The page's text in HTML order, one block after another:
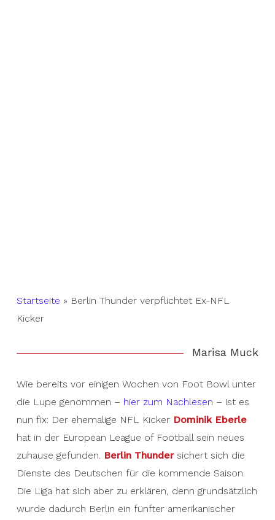
Startseite » Berlin Thunder verpflichtet Ex-NFL
Kicker
Marisa Muck
Wie bereits vor einigen Wochen von Foot Bowl unter
die Lupe genommen – hier zum Nachlesen – ist es
nun fix: Der ehemalige NFL Kicker Dominik Eberle
hat in der European League of Football sein neues
zuhause gefunden. Berlin Thundersichert sich die
Dienste des Deutschen für die kommende Saison.
Die Liga hat sich aber zu erklären, denn grundsätzlich
wurde dadurch Berlin ein fünfter amerikanischer